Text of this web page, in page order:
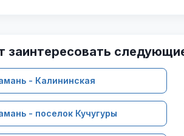
заинтересовать
- Калининская
- поселок Кучугуры